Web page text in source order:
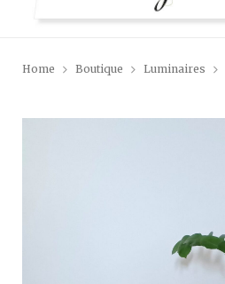
Home Boutique Luminaires